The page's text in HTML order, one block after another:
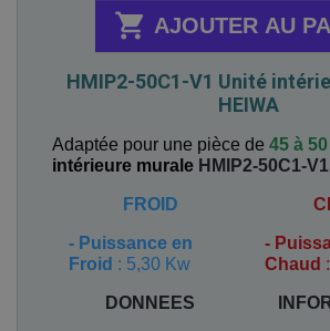
 AJOUTER AU
HMIP2-50C1-V1 Unité
HEIWA
Adaptée pour une pièce de 45 à 50
intérieure murale HMIP2-50C1-V1
FROID
- Puissance en
Froid : 5,30 Kw
-
Chaud
DONNEES